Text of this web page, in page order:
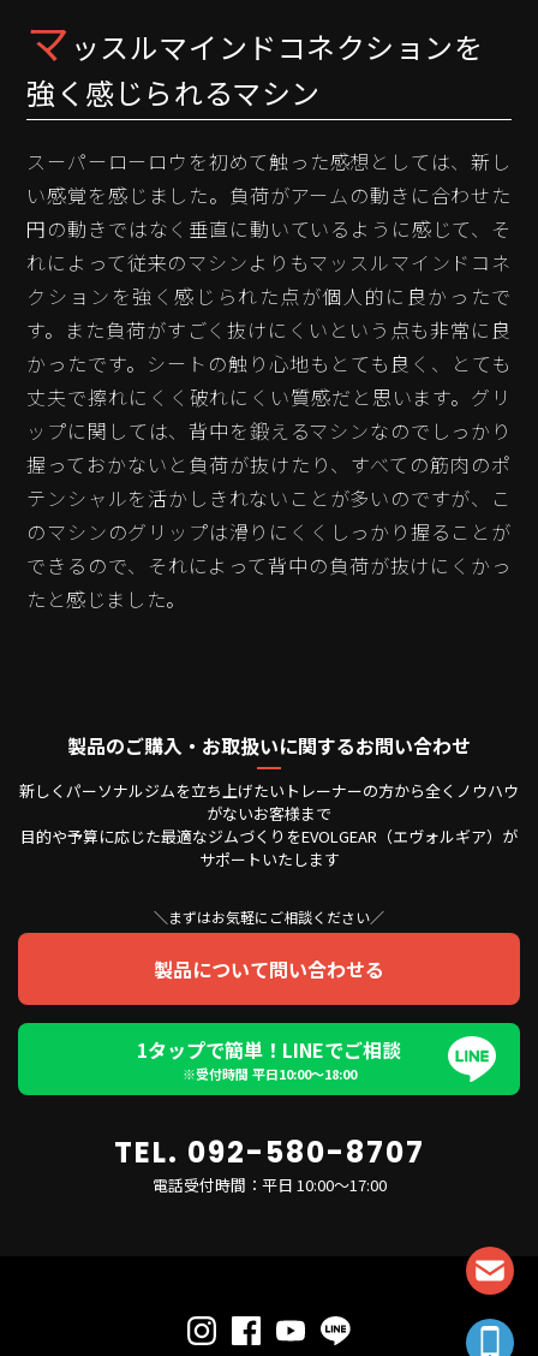
マ ッスルマインドコネクションを
強く感じられるマシン
スーパーローロウを初めて触った感想としては、新し
い感覚を感じました。負荷がアームの動きに合わせた
円の動きではなく垂直に動いているように感じて、そ
れによって従来のマシンよりもマッスルマインドコネ
クションを強く感じられた点が個人的に良かったで
す。また負荷がすごく抜けにくいという点も非常に良
かったです。シートの触り心地もとても良く、とても
丈夫で擦れにくく破れにくい質感だと思います。グリ
ップに関しては、背中を鍛えるマシンなのでしっかり
握っておかないと負荷が抜けたり、すべての筋肉のポ
テンシャルを活かしきれないことが多いのですが、こ
のマシンのグリップは滑りにくくしっかり握ることが
できるので、それによって背中の負荷が抜けにくかっ
たと感じました。
製品のご購入・お取扱いに関するお問い合わせ
新しくパーソナルジムを立ち上げたいトレーナーの方から全くノウハウ
がないお客様まで
目的や予算に応じた最適なジムづくりをEVOLGEAR（エヴォルギア）が
サポートいたします
＼まずはお気軽にご相談ください／
製品について問い合わせる
1タップで簡単！LINEでご相談
※受付時間 平日10:00〜18:00
TEL. 092-580-8707
電話受付時間：平日 10:00～17:00